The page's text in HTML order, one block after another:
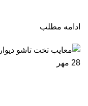
ادامه مطلب
28 مهر